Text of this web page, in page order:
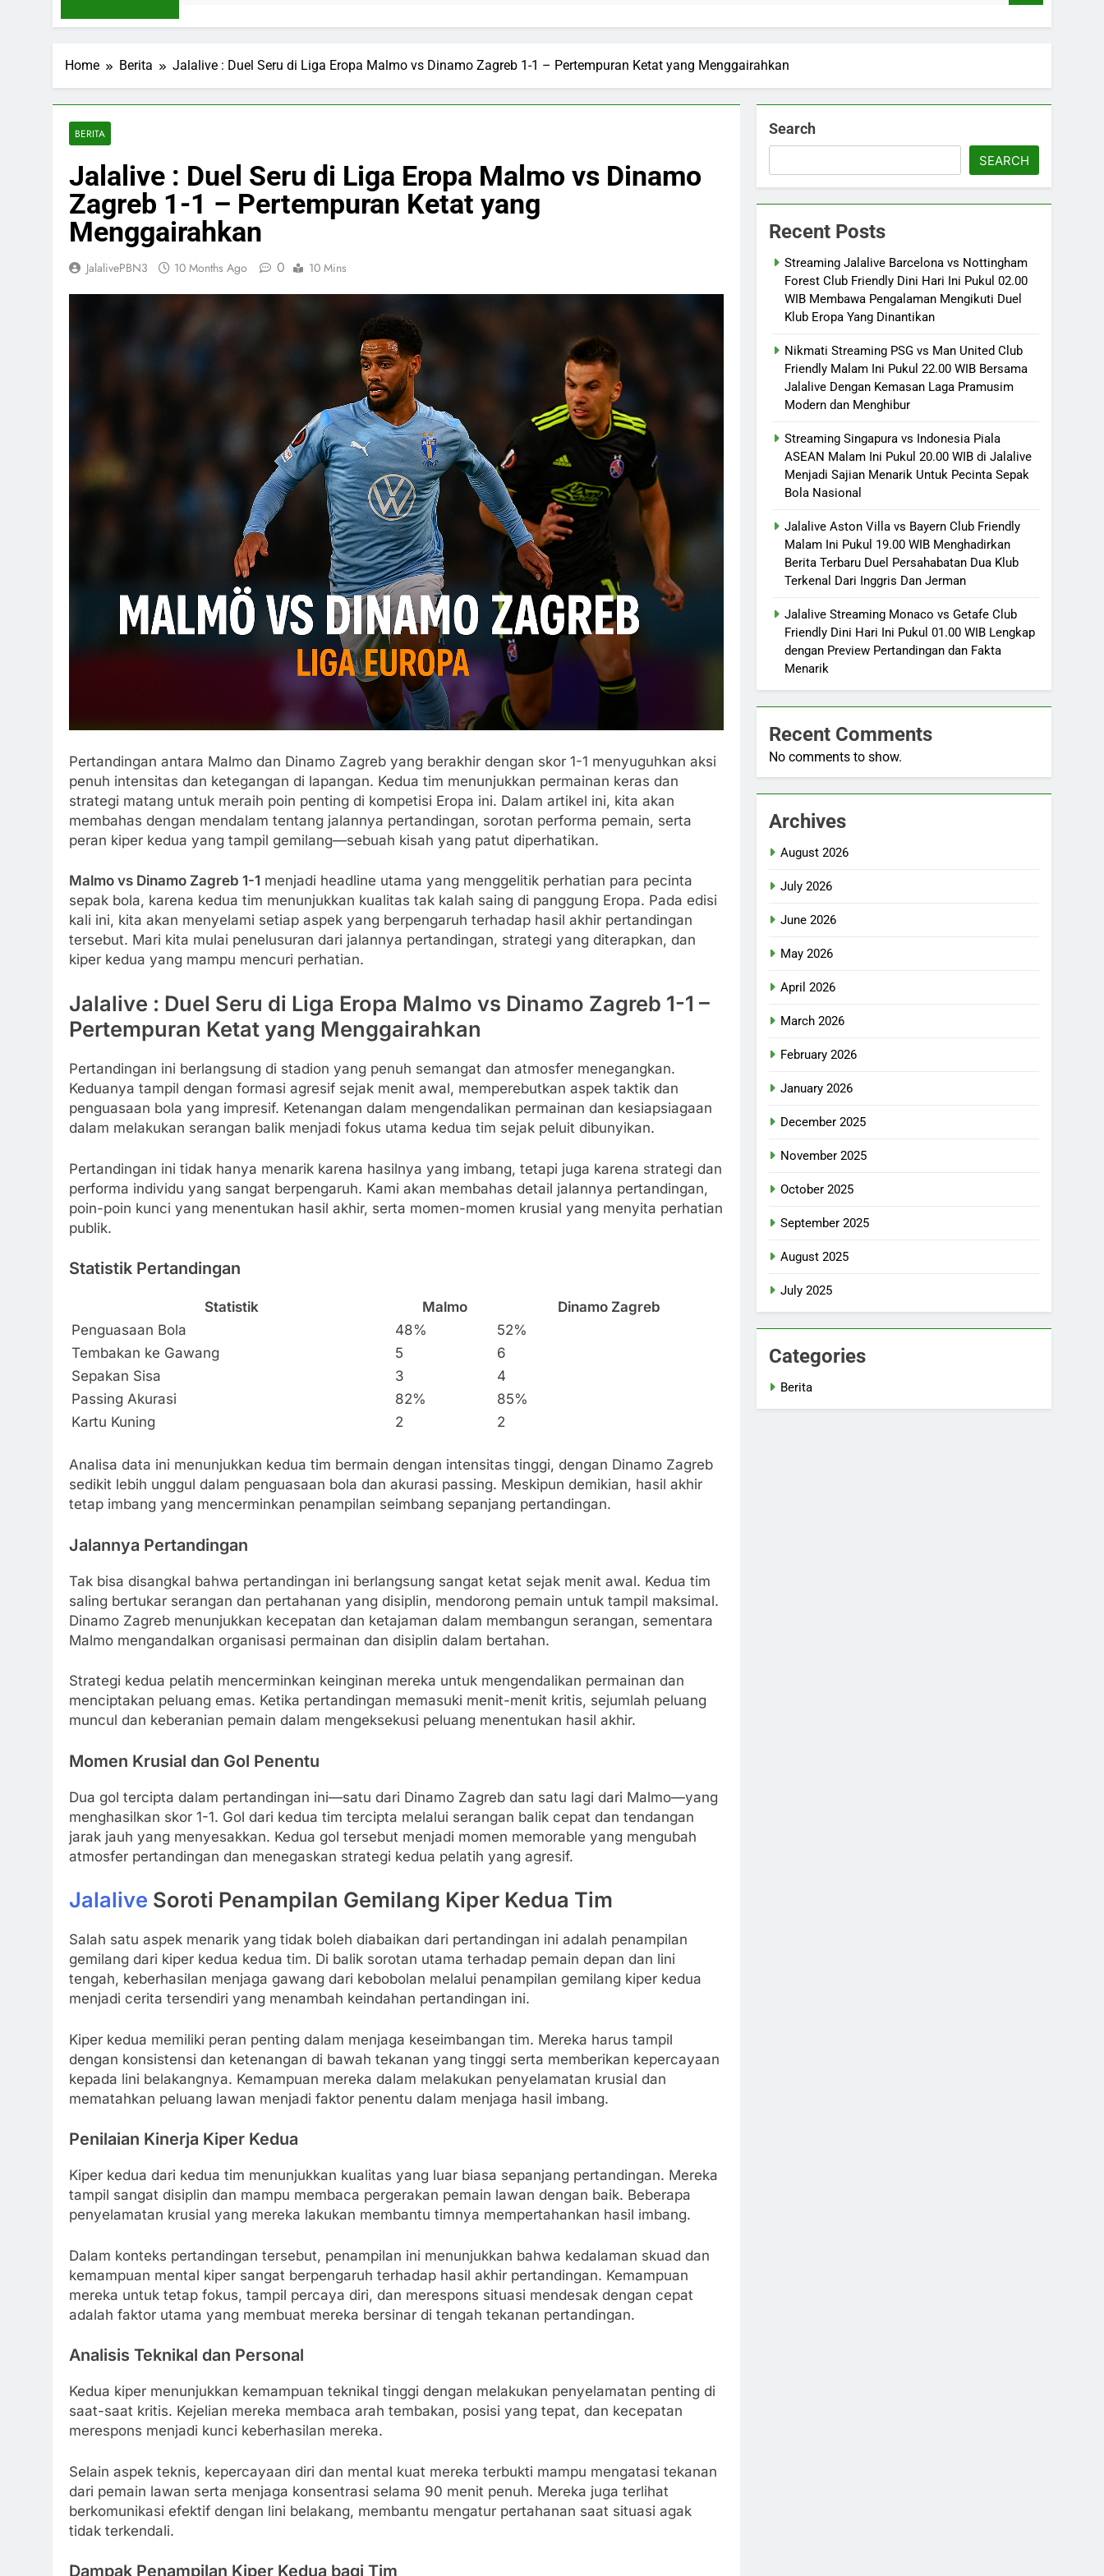
Home Berita Jalalive : Duel Seru di Liga Eropa Malmo vs Dinamo Zagreb 1-1 – Pertempuran Ketat yang Menggairahkan
BERITA
Jalalive : Duel Seru di Liga Eropa Malmo vs Dinamo
Zagreb 1-1 – Pertempuran Ketat yang
Menggairahkan
JalalivePBN3 10 Months Ago 0 10 Mins
Pertandingan antara Malmo dan Dinamo Zagreb yang berakhir dengan skor 1-1 menyuguhkan aksi
penuh intensitas dan ketegangan di lapangan. Kedua tim menunjukkan permainan keras dan
strategi matang untuk meraih poin penting di kompetisi Eropa ini. Dalam artikel ini, kita akan
membahas dengan mendalam tentang jalannya pertandingan, sorotan performa pemain, serta
peran kiper kedua yang tampil gemilang—sebuah kisah yang patut diperhatikan.
Malmo vs Dinamo Zagreb 1-1 menjadi headline utama yang menggelitik perhatian para pecinta
sepak bola, karena kedua tim menunjukkan kualitas tak kalah saing di panggung Eropa. Pada edisi
kali ini, kita akan menyelami setiap aspek yang berpengaruh terhadap hasil akhir pertandingan
tersebut. Mari kita mulai penelusuran dari jalannya pertandingan, strategi yang diterapkan, dan
kiper kedua yang mampu mencuri perhatian.
Jalalive : Duel Seru di Liga Eropa Malmo vs Dinamo Zagreb 1-1 –
Pertempuran Ketat yang Menggairahkan
Pertandingan ini berlangsung di stadion yang penuh semangat dan atmosfer menegangkan.
Keduanya tampil dengan formasi agresif sejak menit awal, memperebutkan aspek taktik dan
penguasaan bola yang impresif. Ketenangan dalam mengendalikan permainan dan kesiapsiagaan
dalam melakukan serangan balik menjadi fokus utama kedua tim sejak peluit dibunyikan.
Pertandingan ini tidak hanya menarik karena hasilnya yang imbang, tetapi juga karena strategi dan
performa individu yang sangat berpengaruh. Kami akan membahas detail jalannya pertandingan,
poin-poin kunci yang menentukan hasil akhir, serta momen-momen krusial yang menyita perhatian
publik.
Statistik Pertandingan
Statistik Malmo
Dinamo Zagreb
Penguasaan Bola
48%
52%
Tembakan ke Gawang
5
6
Sepakan Sisa
3
4
Passing Akurasi
82%
85%
Kartu Kuning
2 2
Analisa data ini menunjukkan kedua tim bermain dengan intensitas tinggi, dengan Dinamo Zagreb
sedikit lebih unggul dalam penguasaan bola dan akurasi passing. Meskipun demikian, hasil akhir
tetap imbang yang mencerminkan penampilan seimbang sepanjang pertandingan.
Jalannya Pertandingan
Tak bisa disangkal bahwa pertandingan ini berlangsung sangat ketat sejak menit awal. Kedua tim
saling bertukar serangan dan pertahanan yang disiplin, mendorong pemain untuk tampil maksimal.
Dinamo Zagreb menunjukkan kecepatan dan ketajaman dalam membangun serangan, sementara
Malmo mengandalkan organisasi permainan dan disiplin dalam bertahan.
Strategi kedua pelatih mencerminkan keinginan mereka untuk mengendalikan permainan dan
menciptakan peluang emas. Ketika pertandingan memasuki menit-menit kritis, sejumlah peluang
muncul dan keberanian pemain dalam mengeksekusi peluang menentukan hasil akhir.
Momen Krusial dan Gol Penentu
Dua gol tercipta dalam pertandingan ini—satu dari Dinamo Zagreb dan satu lagi dari Malmo—yang
menghasilkan skor 1-1. Gol dari kedua tim tercipta melalui serangan balik cepat dan tendangan
jarak jauh yang menyesakkan. Kedua gol tersebut menjadi momen memorable yang mengubah
atmosfer pertandingan dan menegaskan strategi kedua pelatih yang agresif.
Jalalive Soroti Penampilan Gemilang Kiper Kedua Tim
Salah satu aspek menarik yang tidak boleh diabaikan dari pertandingan ini adalah penampilan
gemilang dari kiper kedua kedua tim. Di balik sorotan utama terhadap pemain depan dan lini
tengah, keberhasilan menjaga gawang dari kebobolan melalui penampilan gemilang kiper kedua
menjadi cerita tersendiri yang menambah keindahan pertandingan ini.
Kiper kedua memiliki peran penting dalam menjaga keseimbangan tim. Mereka harus tampil
dengan konsistensi dan ketenangan di bawah tekanan yang tinggi serta memberikan kepercayaan
kepada lini belakangnya. Kemampuan mereka dalam melakukan penyelamatan krusial dan
mematahkan peluang lawan menjadi faktor penentu dalam menjaga hasil imbang.
Penilaian Kinerja Kiper Kedua
Kiper kedua dari kedua tim menunjukkan kualitas yang luar biasa sepanjang pertandingan. Mereka
tampil sangat disiplin dan mampu membaca pergerakan pemain lawan dengan baik. Beberapa
penyelamatan krusial yang mereka lakukan membantu timnya mempertahankan hasil imbang.
Dalam konteks pertandingan tersebut, penampilan ini menunjukkan bahwa kedalaman skuad dan
kemampuan mental kiper sangat berpengaruh terhadap hasil akhir pertandingan. Kemampuan
mereka untuk tetap fokus, tampil percaya diri, dan merespons situasi mendesak dengan cepat
adalah faktor utama yang membuat mereka bersinar di tengah tekanan pertandingan.
Analisis Teknikal dan Personal
Kedua kiper menunjukkan kemampuan teknikal tinggi dengan melakukan penyelamatan penting di
saat-saat kritis. Kejelian mereka membaca arah tembakan, posisi yang tepat, dan kecepatan
merespons menjadi kunci keberhasilan mereka.
Selain aspek teknis, kepercayaan diri dan mental kuat mereka terbukti mampu mengatasi tekanan
dari pemain lawan serta menjaga konsentrasi selama 90 menit penuh. Mereka juga terlihat
berkomunikasi efektif dengan lini belakang, membantu mengatur pertahanan saat situasi agak
tidak terkendali.
Dampak Penampilan Kiper Kedua bagi Tim
Search
SEARCH
Recent Posts
Streaming Jalalive Barcelona vs Nottingham
Forest Club Friendly Dini Hari Ini Pukul 02.00
WIB Membawa Pengalaman Mengikuti Duel
Klub Eropa Yang Dinantikan
Nikmati Streaming PSG vs Man United Club
Friendly Malam Ini Pukul 22.00 WIB Bersama
Jalalive Dengan Kemasan Laga Pramusim
Modern dan Menghibur
Streaming Singapura vs Indonesia Piala
ASEAN Malam Ini Pukul 20.00 WIB di Jalalive
Menjadi Sajian Menarik Untuk Pecinta Sepak
Bola Nasional
Jalalive Aston Villa vs Bayern Club Friendly
Malam Ini Pukul 19.00 WIB Menghadirkan
Berita Terbaru Duel Persahabatan Dua Klub
Terkenal Dari Inggris Dan Jerman
Jalalive Streaming Monaco vs Getafe Club
Friendly Dini Hari Ini Pukul 01.00 WIB Lengkap
dengan Preview Pertandingan dan Fakta
Menarik
Recent Comments
No comments to show.
Archives
August 2026
July 2026
June 2026
May 2026
April 2026
March 2026
February 2026
January 2026
December 2025
November 2025
October 2025
September 2025
August 2025
July 2025
Categories
Berita